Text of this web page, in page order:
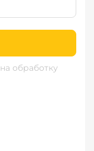
на обработку